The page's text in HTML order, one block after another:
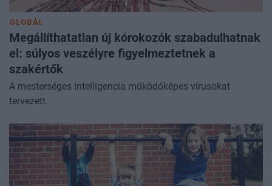
GLOBÁL
Megállíthatatlan új kórokozók szabadulhatnak
el: súlyos veszélyre figyelmeztetnek a
szakértők
A mesterséges intelligencia működőképes vírusokat
tervezett.